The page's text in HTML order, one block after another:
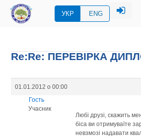
УКР ENG
Re:Re: ПЕРЕВIРКА
01.01.2012 о 00:00
Гость
Учасник
Любі друзі, скажить
біса ви отримуваїте
невзмозі надавати